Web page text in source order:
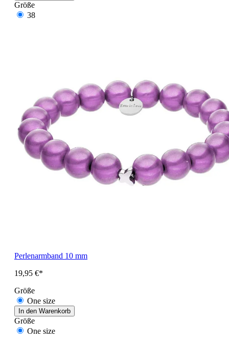
Größe
38
Perlenarmband 10 mm
19,95 €*
Größe
One size
In den Warenkorb
Größe
One size